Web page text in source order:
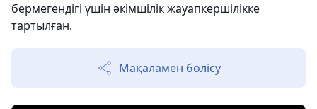
бермегендігі үшін әкімшілік жауапкершілікке
тартылған.
Мақаламен бөлісу